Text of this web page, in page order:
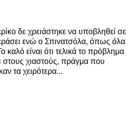
δε χρειάστηκε να υποβληθεί σε
ενώ ο Σπινατσόλα, όπως όλα
καλό είναι ότι τελικά το πρόβλημα
στους χιαστούς, πράγμα που
τα χειρότερα...